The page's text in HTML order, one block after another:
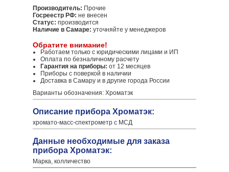
Производитель: Прочие
Госреестр РФ: не внесен
Статус: производится
Наличие в Самаре: уточняйте у менеджеров
Обратите внимание!
Работаем только с юридическими лицами и ИП
Оплата по безналичному расчету
Гарантия на приборы: от 12 месяцев
Приборы с поверкой в наличии
Доставка в Самару и в другие города России
Варианты обозначения: Хроматэк
Описание прибора Хроматэк:
хромато-масс-спектрометр с МСД
Данные необходимые для заказа
прибора Хроматэк:
Марка, колличество